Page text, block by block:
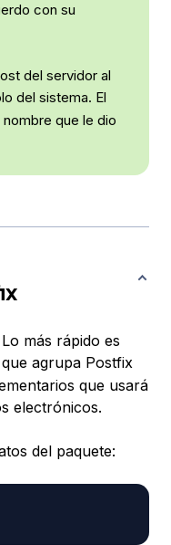
con su
del servidor al
del sistema. El
que le dio
más rápido es
agrupa Postfix
que usará
electrónicos.
del paquete: